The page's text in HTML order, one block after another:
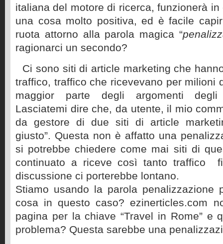
italiana del motore di ricerca, funzionerà
una cosa molto positiva, ed è facile
ruota attorno alla parola magica “
ragionarci un secondo?
Ci sono siti di article marketing che
traffico, traffico che ricevevano per milioni
maggior parte degli argomenti
Lasciatemi dire che, da utente, il mio
da gestore di due siti di article
giusto”. Questa non è affatto una
si potrebbe chiedere come mai siti di
continuato a riceve così tanto traffico
discussione ci porterebbe lontano.
Stiamo usando la parola penalizzazione
cosa in questo caso? ezinerticles.com
pagina per la chiave “Travel in Rome” e
problema? Questa sarebbe una